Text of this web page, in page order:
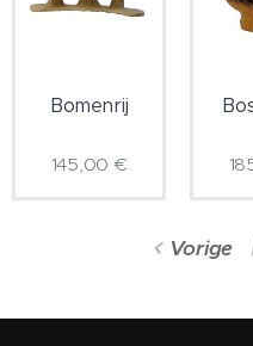
Bomenrij
145,00 €
Vorige